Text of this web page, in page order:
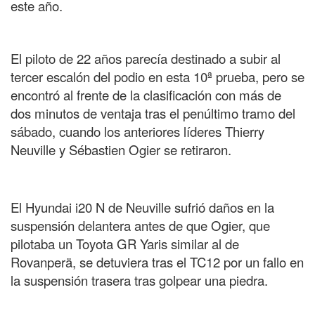
este año.
El piloto de 22 años parecía destinado a subir al
tercer escalón del podio en esta 10ª prueba, pero se
encontró al frente de la clasificación con más de
dos minutos de ventaja tras el penúltimo tramo del
sábado, cuando los anteriores líderes Thierry
Neuville y Sébastien Ogier se retiraron.
El Hyundai i20 N de Neuville sufrió daños en la
suspensión delantera antes de que Ogier, que
pilotaba un Toyota GR Yaris similar al de
Rovanperä, se detuviera tras el TC12 por un fallo en
la suspensión trasera tras golpear una piedra.